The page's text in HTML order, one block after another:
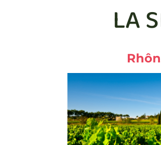
LA